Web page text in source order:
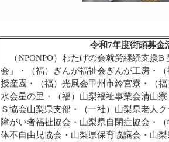
令和7年度街頭募
（NPONPO）わたげの会就労継続支援
会」・（福）ぎんが福祉会ぎんが工房・
授産園・（福）光風会甲州市鈴宮寮・（
水会星の里・（福）山梨福祉事業会清山
Ｓ協会山梨県支部・（一社）山梨県老人
障がい者福祉協会・山梨県自閉症協会・
体不自由児協会・山梨県保育協議会・山